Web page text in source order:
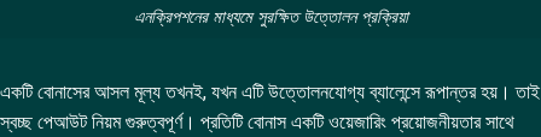
এনক্রিপশনের মাধ্যমে সুরক্ষিত উত্তোলন প্রক্রিয়া
একটি বোনাসের আসল মূল্য তখনই, যখন এটি উত্তোলনযোগ্য ব্যালেন্সে রূপান্তর হয়। তাই
স্বচ্ছ পেআউট নিয়ম গুরুত্বপূর্ণ। প্রতিটি বোনাস একটি ওয়েজারিং প্রয়োজনীয়তার সাথে